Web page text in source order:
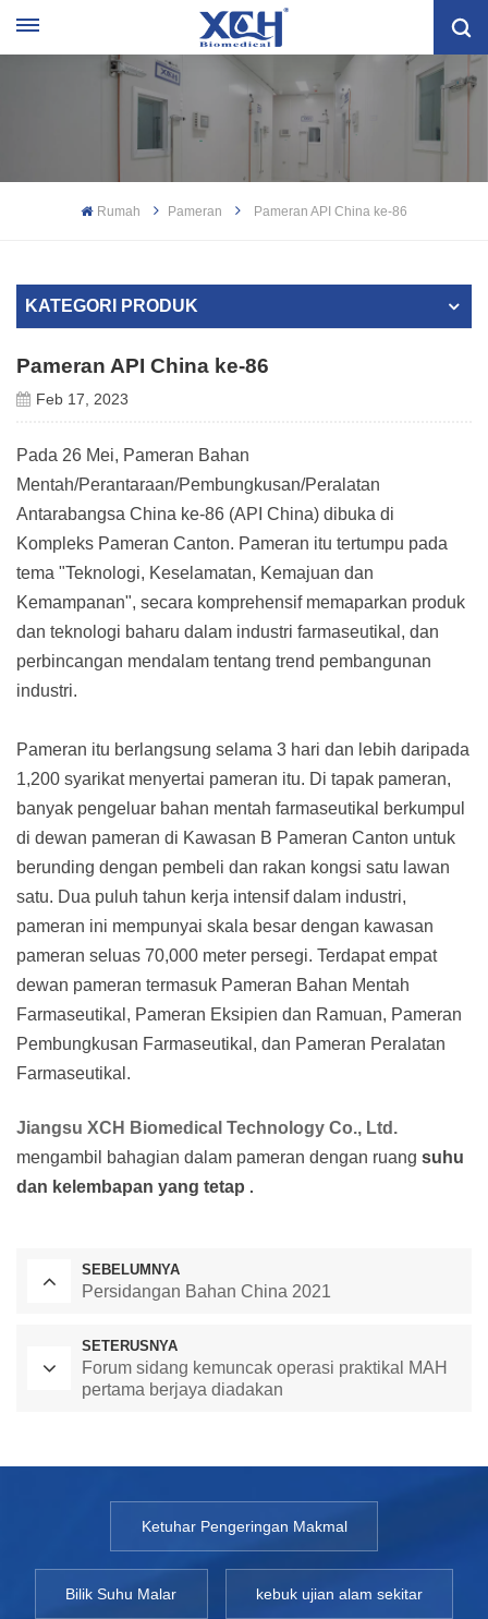
Rumah Pameran Pameran API China ke-86
KATEGORI PRODUK
Pameran API China ke-86
Feb 17, 2023
Pada 26 Mei, Pameran Bahan
Mentah/Perantaraan/Pembungkusan/Peralatan
Antarabangsa China ke-86 (API China) dibuka di
Kompleks Pameran Canton. Pameran itu tertumpu pada
tema "Teknologi, Keselamatan, Kemajuan dan
Kemampanan", secara komprehensif memaparkan produk
dan teknologi baharu dalam industri farmaseutikal, dan
perbincangan mendalam tentang trend pembangunan
industri.
Pameran itu berlangsung selama 3 hari dan lebih daripada
1,200 syarikat menyertai pameran itu. Di tapak pameran,
banyak pengeluar bahan mentah farmaseutikal berkumpul
di dewan pameran di Kawasan B Pameran Canton untuk
berunding dengan pembeli dan rakan kongsi satu lawan
satu. Dua puluh tahun kerja intensif dalam industri,
pameran ini mempunyai skala besar dengan kawasan
pameran seluas 70,000 meter persegi. Terdapat empat
dewan pameran termasuk Pameran Bahan Mentah
Farmaseutikal, Pameran Eksipien dan Ramuan, Pameran
Pembungkusan Farmaseutikal, dan Pameran Peralatan
Farmaseutikal.
Jiangsu XCH Biomedical Technology Co., Ltd.
mengambil bahagian dalam pameran dengan ruang suhu
dan kelembapan yang tetap .
SEBELUMNYA
Persidangan Bahan China 2021
SETERUSNYA
Forum sidang kemuncak operasi praktikal MAH
pertama berjaya diadakan
Ketuhar Pengeringan Makmal
Bilik Suhu Malar kebuk ujian alam sekitar